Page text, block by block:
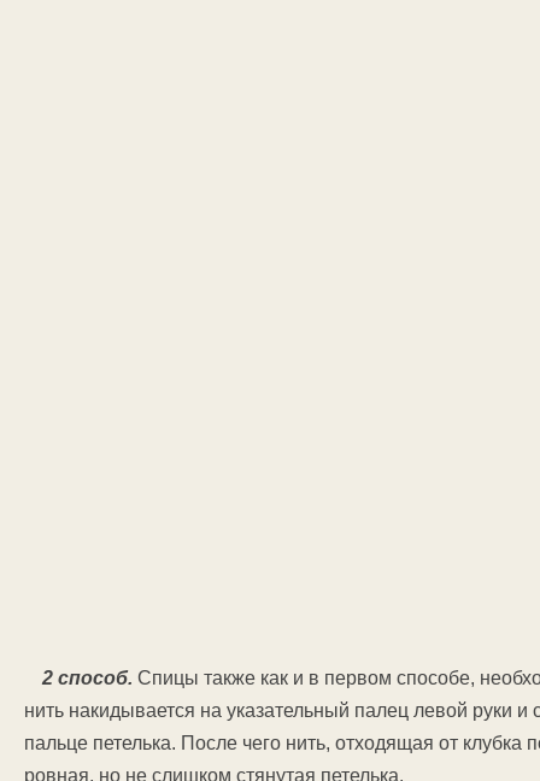
2 способ. Спицы также как и в первом способе,
нить накидывается на указательный палец левой руки
пальце петелька. После чего нить, отходящая от клубка
ровная, но не слишком стянутая петелька.